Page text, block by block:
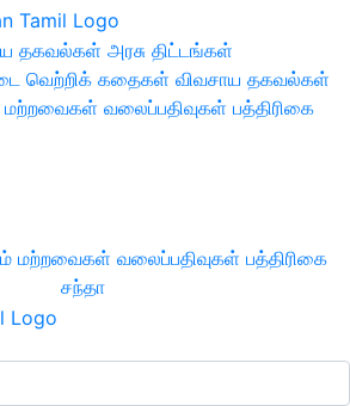
தகவல்கள் அரசு திட்டங்கள்
வெற்றிக் கதைகள் விவசாய தகவல்கள்
மற்றவைகள் வலைப்பதிவுகள் பத்திரிகை
மற்றவைகள் வலைப்பதிவுகள் பத்திரிகை
சந்தா